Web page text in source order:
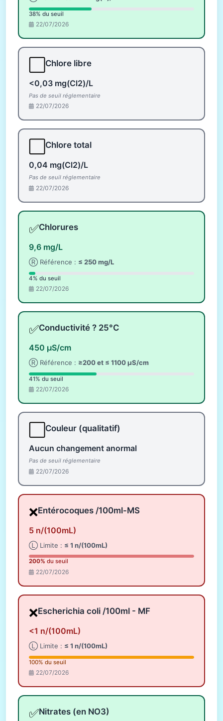
38% du seuil
22/07/2026
Chlore libre
<0,03 mg(Cl2)/L
Pas de seuil réglementaire
22/07/2026
Chlore total
0,04 mg(Cl2)/L
Pas de seuil réglementaire
22/07/2026
✅Chlorures
9,6 mg/L
Ⓡ Référence : ≤ 250 mg/L
4% du seuil
22/07/2026
✅Conductivité ? 25°C
450 µS/cm
Ⓡ Référence : ≥200 et ≤ 1100 µS/cm
41% du seuil
22/07/2026
Couleur (qualitatif)
Aucun changement anormal
Pas de seuil réglementaire
22/07/2026
❌Entérocoques /100ml-MS
5 n/(100mL)
Ⓛ Limite : ≤ 1 n/(100mL)
200% du seuil
22/07/2026
❌Escherichia coli /100ml - MF
<1 n/(100mL)
Ⓛ Limite : ≤ 1 n/(100mL)
100% du seuil
22/07/2026
✅Nitrates (en NO3)